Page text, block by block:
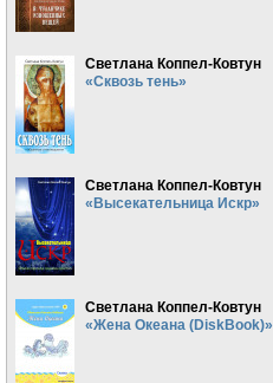
Светлана Коппел-Ковтун
«Сквозь тень»
Светлана Коппел-Ковтун
«Высекательница Искр»
Светлана Коппел-Ковтун
«Жена Океана (DiskBook)»